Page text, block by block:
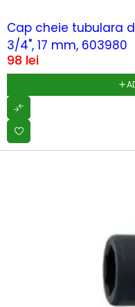
Cap cheie tubulara
3/4", 17 mm, 603980
98 lei